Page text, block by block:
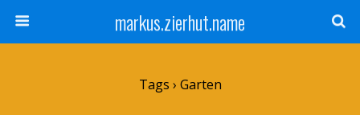
markus.zierhut.name
Tags › Garten